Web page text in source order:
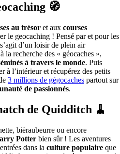
🧭
au trésor et aux courses
le geocaching ! Pensé par et pour les
d’un loisir de plein air
la recherche des « géocaches »,
à travers le monde. Puis
à l’intérieur et récupérez des petits
3 millions de gégocaches partout sur
de passionnés.
de Quidditch 🧹
bièraubeurre ou encore
Potter bien sûr ! Les aventures
dans la culture populaire que